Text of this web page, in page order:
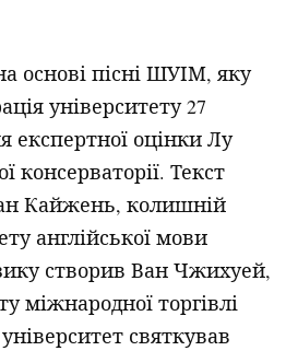
основі пісні ШУІМ, яку
університету 27
експертної оцінки Лу
консерваторії. Текст
Кайжень, колишній
англійської мови
створив Ван Чжихуей,
міжнародної торгівлі
святкував